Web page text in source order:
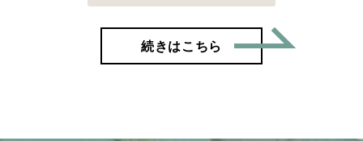
続きはこちら